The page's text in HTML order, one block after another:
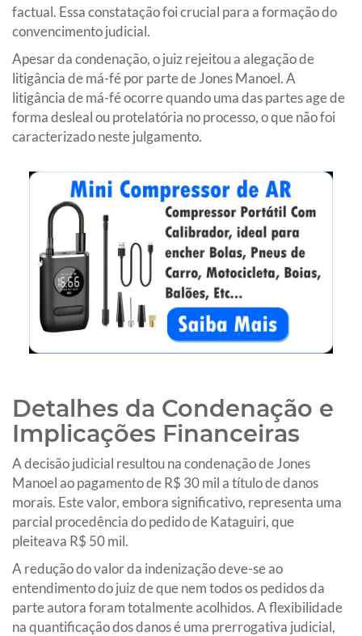
factual. Essa constatação foi crucial para a formação do
convencimento judicial.
Apesar da condenação, o juiz rejeitou a alegação de
litigância de má-fé por parte de Jones Manoel. A
litigância de má-fé ocorre quando uma das partes age de
forma desleal ou protelatória no processo, o que não foi
caracterizado neste julgamento.
Detalhes da Condenação e
Implicações Financeiras
A decisão judicial resultou na condenação de Jones
Manoel ao pagamento de R$ 30 mil a título de danos
morais. Este valor, embora significativo, representa uma
parcial procedência do pedido de Kataguiri, que
pleiteava R$ 50 mil.
A redução do valor da indenização deve-se ao
entendimento do juiz de que nem todos os pedidos da
parte autora foram totalmente acolhidos. A flexibilidade
na quantificação dos danos é uma prerrogativa judicial,